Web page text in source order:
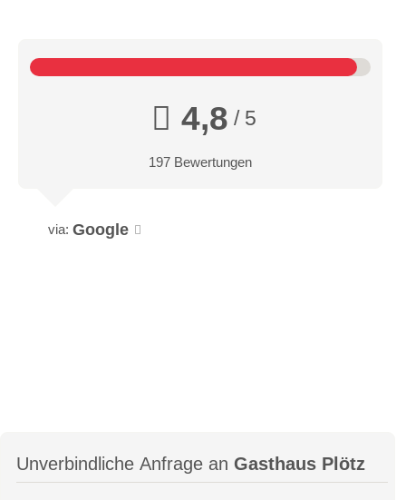
4,8 / 5
197 Bewertungen
via: Google
Unverbindliche Anfrage an Gasthaus Plötz